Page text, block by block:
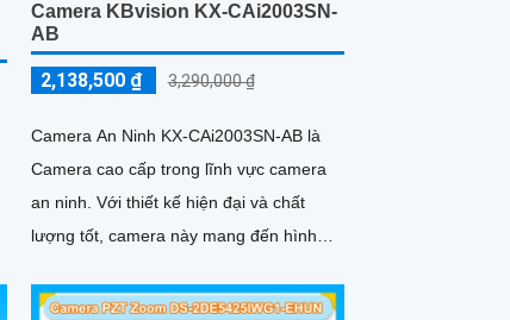
Camera KBvision KX-CAi2003SN-
AB
2,138,500 ₫ 3,290,000 ₫
Camera An Ninh KX-CAi2003SN-AB là
Camera cao cấp trong lĩnh vực camera
an ninh. Với thiết kế hiện đại và chất
lượng tốt, camera này mang đến hình
CMOS